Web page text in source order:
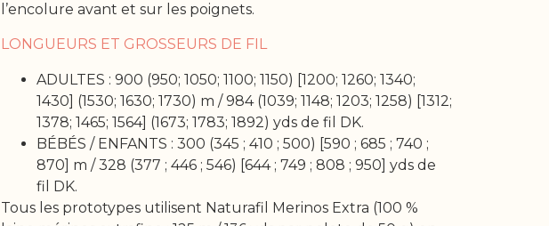
l’encolure avant et sur les poignets.
LONGUEURS ET GROSSEURS DE FIL
ADULTES : 900 (950; 1050; 1100; 1150) [1200; 1260; 1340;
1430] (1530; 1630; 1730) m / 984 (1039; 1148; 1203; 1258) [1312;
1378; 1465; 1564] (1673; 1783; 1892) yds de fil DK.
BÉBÉS / ENFANTS : 300 (345 ; 410 ; 500) [590 ; 685 ; 740 ;
870] m / 328 (377 ; 446 ; 546) [644 ; 749 ; 808 ; 950] yds de
fil DK.
Tous les prototypes utilisent Naturafil Merinos Extra (100 %